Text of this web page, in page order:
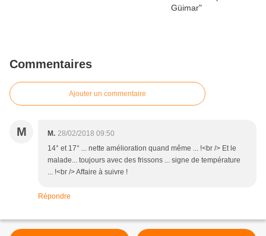
Commentaires
Ajouter un commentaire
M M. 28/02/2018 09:50
14° et 17° ... nette amélioration quand même ... !<br /> Et le
malade... toujours avec des frissons ... signe de température
... !<br /> Affaire à suivre !
Répondre